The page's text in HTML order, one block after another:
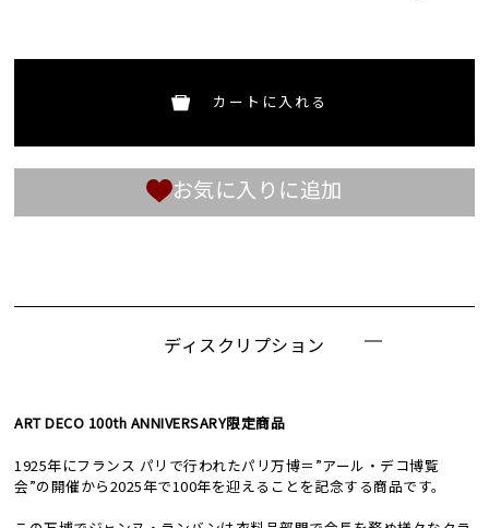
カートに入れる
お気に入りに追加
ディスクリプション
ART DECO 100th ANNIVERSARY限定商品
1925年にフランス パリで行われたパリ万博＝”アール・デコ博覧
会”の開催から2025年で100年を迎えることを記念する商品です。